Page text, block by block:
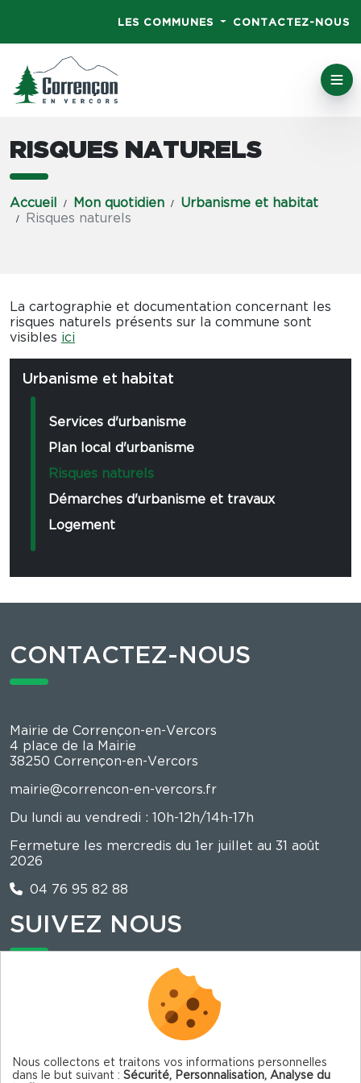
LES COMMUNES CONTACTEZ-NOUS
RISQUES NATURELS
Accueil Mon quotidien
Urbanisme et habitat
Risques naturels
La cartographie et documentation concernant les
risques naturels présents sur la commune sont
visibles ici
Urbanisme et habitat
Services d'urbanisme
Plan local d'urbanisme
Risques naturels
Démarches d'urbanisme et travaux
Logement
CONTACTEZ-NOUS
Mairie de Corrençon-en-Vercors
4 place de la Mairie
38250 Corrençon-en-Vercors
mairie@correncon-en-vercors.fr
Du lundi au vendredi : 10h-12h/14h-17h
Fermeture les mercredis du 1er juillet au 31 août
2026
04 76 95 82 88
SUIVEZ NOUS
La mairie est sur illiwap !
Nous collectons et traitons vos informations personnelles
dans le but suivant : Sécurité, Personnalisation, Analyse du